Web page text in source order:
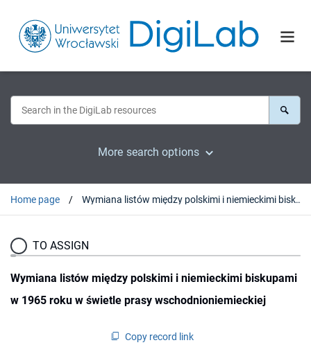
More search options
Home page Wymiana listów między polskimi i niemieckimi biskupami w 1965 roku w świetle prasy wschodnioniemieckiej
TO ASSIGN
Wymiana listów między polskimi i niemieckimi biskupami
w 1965 roku w świetle prasy wschodnioniemieckiej
Copy record link